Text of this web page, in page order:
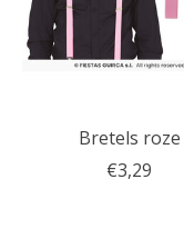
Bretels roze
€3,29